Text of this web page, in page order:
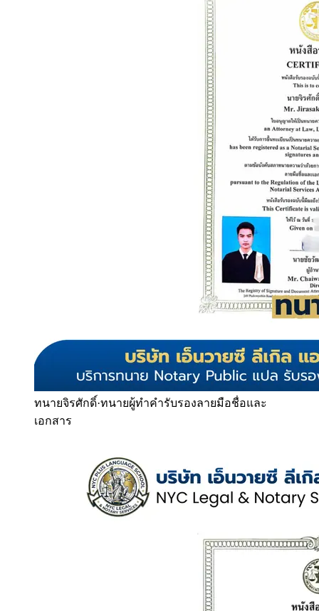
ทนายจิรศักดิ์·ทนายผู้ทำคำรับรองลายมือชื่อและ
เอกสาร